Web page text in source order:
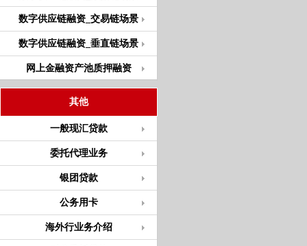
数字供应链融资_交易链场景
数字供应链融资_垂直链场景
网上金融资产池质押融资
其他
一般现汇贷款
委托代理业务
银团贷款
公务用卡
海外行业务介绍